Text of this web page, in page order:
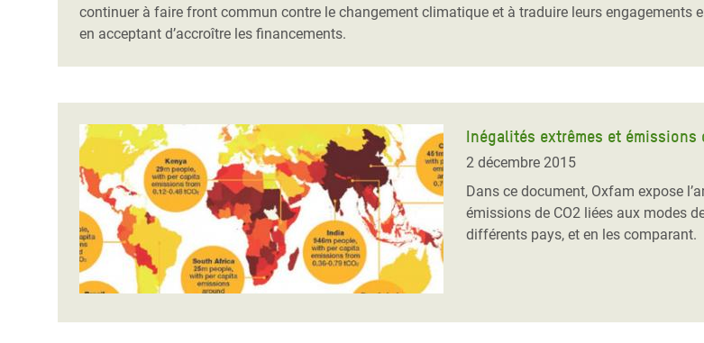
continuer à faire front commun contre le changement climatique et à traduire leurs engagements
en acceptant d’accroître les financements.
Inégalités extrêmes et émissions
2 décembre 2015
Dans ce document, Oxfam expose
émissions de CO2 liées aux modes
différents pays, et en les comparant.